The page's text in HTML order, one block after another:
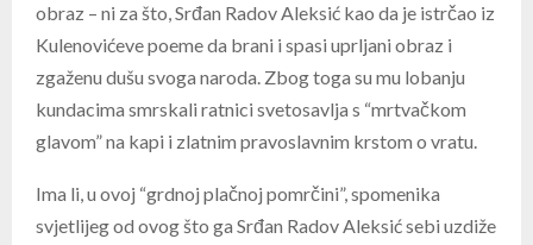
obraz – ni za što, Srđan Radov Aleksić kao da je istrčao iz
Kulenovićeve poeme da brani i spasi uprljani obraz i
zgaženu dušu svoga naroda. Zbog toga su mu lobanju
kundacima smrskali ratnici svetosavlja s “mrtvačkom
glavom” na kapi i zlatnim pravoslavnim krstom o vratu.
Ima li, u ovoj “grdnoj plačnoj pomrčini”, spomenika
svjetlijeg od ovog što ga Srđan Radov Aleksić sebi uzdiže